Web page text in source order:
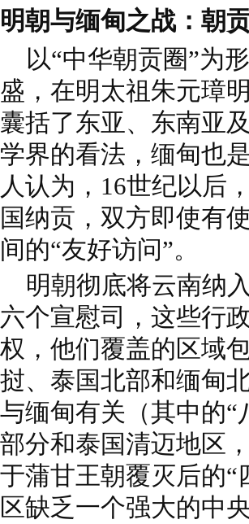
明朝与缅甸之战：朝
以“中华朝贡圈”为
盛，在明太祖朱元璋
囊括了东亚、东南亚
学界的看法，缅甸也
人认为，16世纪以后
国纳贡，双方即使有
间的“友好访问”。
明朝彻底将云南纳
六个宣慰司，这些行
权，他们覆盖的区域
挝、泰国北部和缅甸
与缅甸有关（其中的
部分和泰国清迈地区
于蒲甘王朝覆灭后的
区缺乏一个强大的中